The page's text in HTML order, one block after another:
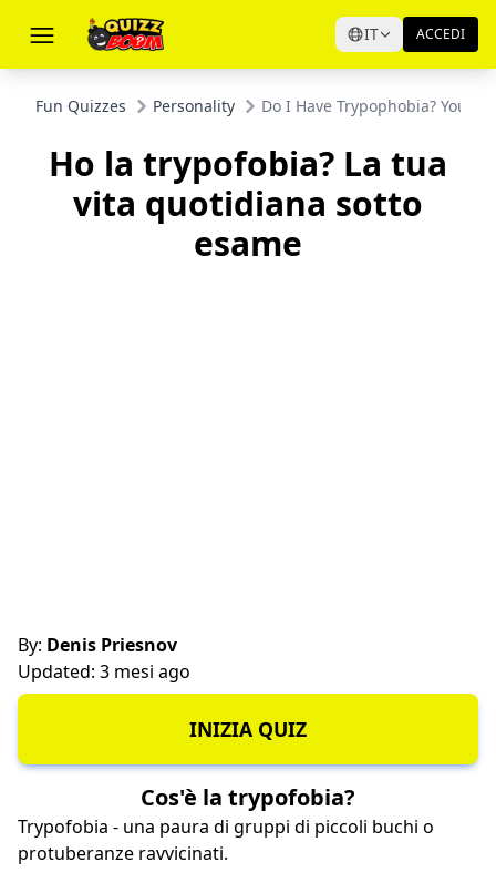
IT ACCEDI
Fun Quizzes Personality Do I Have Trypophobia? Your
Ho la trypofobia? La tua
vita quotidiana sotto
esame
By: Denis Priesnov
Updated: 3 mesi ago
INIZIA QUIZ
Cos'è la trypofobia?
Trypofobia - una paura di gruppi di piccoli buchi o
protuberanze ravvicinati.